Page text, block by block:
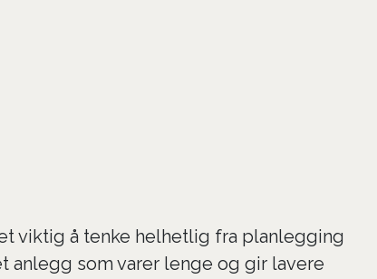
viktig å tenke helhetlig fra planlegging
som varer lenge og gir lavere